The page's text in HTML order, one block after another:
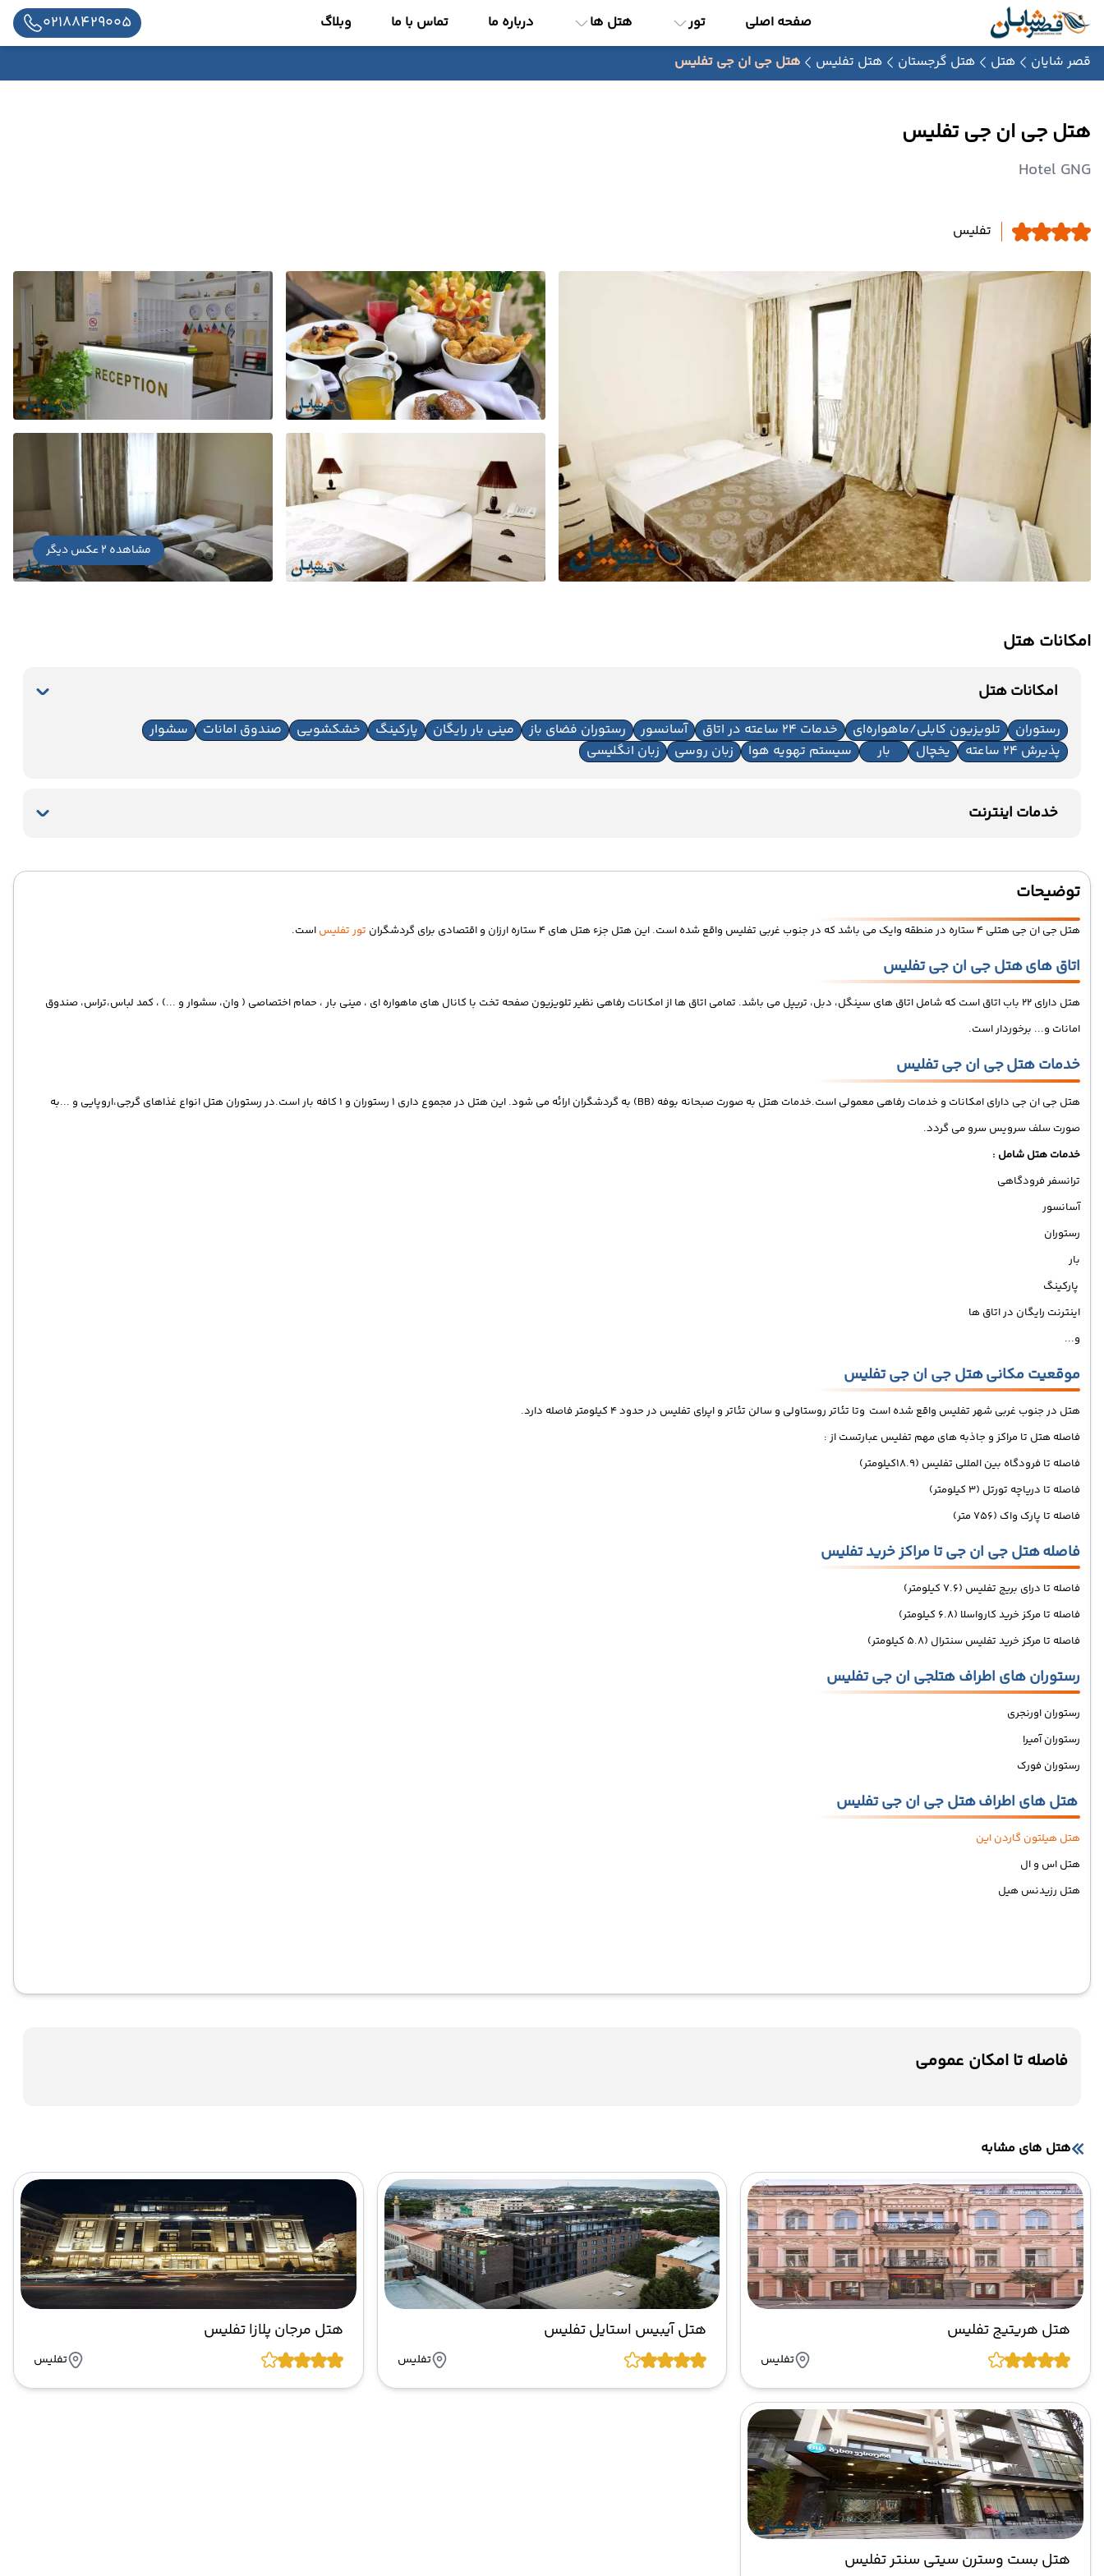
صفحه اصلی تور هتل ها درباره ما تماس با ما وبلاگ 02188429005
قصر شایان هتل هتل گرجستان هتل تفلیس هتل جی ان جی تفلیس
هتل جی ان جی تفلیس
Hotel GNG
تفلیس
مشاهده 2 عکس دیگر
امکانات هتل
امکانات هتل
رستوران تلویزیون کابلی/ماهواره‌ای خدمات 24 ساعته در اتاق آسانسور رستوران فضای باز مینی بار رایگان پارکینگ خشکشویی صندوق امانات
سشوار
پذیرش 24 ساعته
یخچال بار سیستم تهویه هوا زبان روسی زبان انگلیسی
خدمات اینترنت
توضیحات
هتل جی ان جی هتلی 4 ستاره در منطقه وایک می باشد که در جنوب غربی تفلیس واقع شده است. این هتل جزء هتل های 4 ستاره ارزان و اقتصادی برای گردشگران تور تفلیس است.
اتاق های هتل جی ان جی تفلیس
هتل دارای 22 باب اتاق است که شامل اتاق های سینگل، دبل، تریپل می باشد. تمامی اتاق ها از امکانات رفاهی نظیر تلویزیون صفحه تخت با کانال های ماهواره ای ، مینی بار ، حمام اختصاصی ( وان، سشوار و ...) ، کمد لباس،تراس، صندوق
امانات و... برخوردار است.
خدمات هتل جی ان جی تفلیس
هتل جی ان جی دارای امکانات و خدمات رفاهی معمولی است.خدمات هتل به صورت صبحانه بوفه (BB) به گردشگران ارائه می شود. این هتل در مجموع داری 1 رستوران و 1 کافه بار است.در رستوران هتل انواع غذاهای گرجی،اروپایی و ...به
صورت سلف سرویس سرو می گردد.
خدمات هتل شامل :
ترانسفر فرودگاهی
آسانسور
رستوران
بار
پارکینگ
اینترنت رایگان در اتاق ها
و...
موقعیت مکانی هتل جی ان جی تفلیس
هتل در جنوب غربی شهر تفلیس واقع شده است وتا تئاتر روستاولی و سالن تئاتر و اپرای تفلیس در حدود 4 کیلومتر فاصله دارد.
فاصله هتل تا مراکز و جاذبه های مهم تفلیس عبارتست از :
فاصله تا فرودگاه بین المللی تفلیس (18.9کیلومتر)
فاصله تا دریاچه تورتل (3 کیلومتر)
فاصله تا پارک واک (756 متر)
فاصله هتل جی ان جی تا مراکز خرید تفلیس
فاصله تا درای بریج تفلیس (7.6 کیلومتر)
فاصله تا مرکز خرید کارواسلا (6.8 کیلومتر)
فاصله تا مرکز خرید تفلیس سنترال (5.8 کیلومتر)
رستوران های اطراف هتلجی ان جی تفلیس
رستوران اورنجری
رستوران آمیرا
رستوران فورک
هتل های اطراف هتل جی ان جی تفلیس
هتل هیلتون گاردن این
هتل اس و ال
هتل رزیدنس هیل
فاصله تا امکان عمومی
هتل های مشابه
هتل هریتیج تفلیس
تفلیس
هتل آیبیس استایل تفلیس
تفلیس
هتل مرجان پلازا تفلیس
تفلیس
هتل بست وسترن سیتی سنتر تفلیس